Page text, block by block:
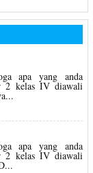
apa yang anda
2 kelas IV diawali
apa yang anda
2 kelas IV diawali